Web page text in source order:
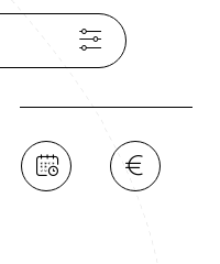
des chapelles. À
dont la façade
isabéline ((gothique
longue date à Baeza,
revenue avec des
de pignons, de
petits pois.